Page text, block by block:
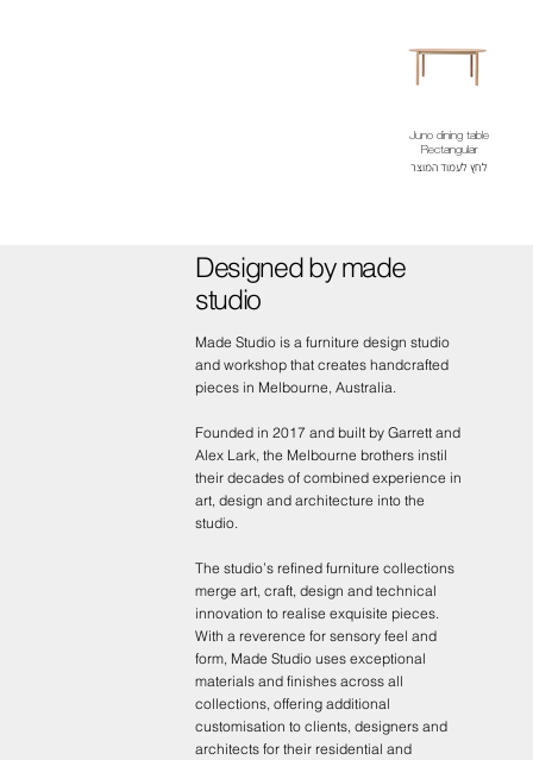
Juno dining table
Rectangular
לחץ לעמוד המוצר
Designed by made
studio
Made Studio is a furniture design studio
and workshop that creates handcrafted
pieces in Melbourne, Australia.
Founded in 2017 and built by Garrett and
Alex Lark, the Melbourne brothers instil
their decades of combined experience in
art, design and architecture into the
studio.
The studio’s refined furniture collections
merge art, craft, design and technical
innovation to realise exquisite pieces.
With a reverence for sensory feel and
form, Made Studio uses exceptional
materials and finishes across all
collections, offering additional
customisation to clients, designers and
architects for their residential and